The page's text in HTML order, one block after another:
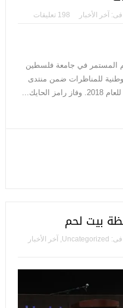
فى: آخر الأخبار 198 تعليقات
المستمر في جامعة فلسطين
الوطنية للمناظرات ضمن منتدى
بيت لحم
فى: Uncategorized آخر الأخبار